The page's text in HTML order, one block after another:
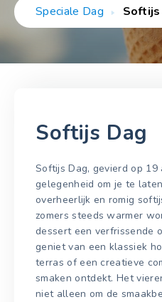
Speciale Dag Softijs
Softijs Dag
Softijs Dag, gevierd op
gelegenheid om je te
overheerlijk en romig
zomers steeds warmer
dessert een verfrissende
geniet van een klassiek
terras of een creatieve
smaken ontdekt. Het
niet alleen om de